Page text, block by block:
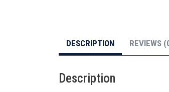
DESCRIPTION REVIEWS
Description